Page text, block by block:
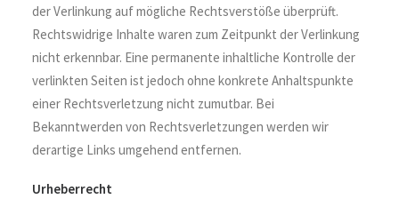
der Verlinkung auf mögliche Rechtsverstöße überprüft.
Rechtswidrige Inhalte waren zum Zeitpunkt der Verlinkung
nicht erkennbar. Eine permanente inhaltliche Kontrolle der
verlinkten Seiten ist jedoch ohne konkrete Anhaltspunkte
einer Rechtsverletzung nicht zumutbar. Bei
Bekanntwerden von Rechtsverletzungen werden wir
derartige Links umgehend entfernen.
Urheberrecht